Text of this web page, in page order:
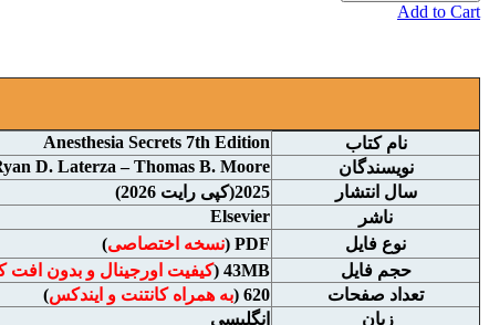
Add to Cart
نام کتاب
Anesthesia Secrets 7th Edition
نويسندگان
D. Laterza – Thomas B. Moore
سال انتشار
2025(کپی رایت 2026)
ناشر
Elsevier
نوع فايل
PDF ( نسخه اختصاصی)
حجم فايل
43MB ( کیفیت اورجینال و بدون افت
تعداد صفحات
620 ( به همراه کانتنت و ایندکس)
زبان
انگلیسی